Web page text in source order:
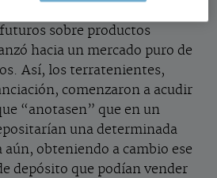
sobre productos
hacia un mercado puro de
Así, los terratenientes,
comenzaron a acudir
“anotasen” que en un
una determinada
aún, obteniendo a cambio ese
depósito que podían vender